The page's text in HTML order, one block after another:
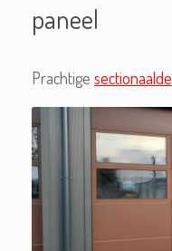
paneel
Prachtige